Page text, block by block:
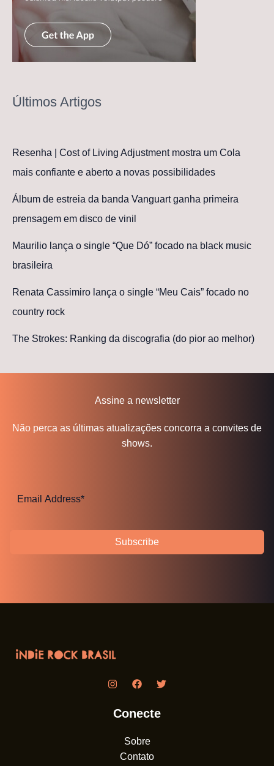
Últimos Artigos
Resenha | Cost of Living Adjustment mostra um Cola
mais confiante e aberto a novas possibilidades
Álbum de estreia da banda Vanguart ganha primeira
prensagem em disco de vinil
Maurilio lança o single “Que Dó” focado na black music
brasileira
Renata Cassimiro lança o single “Meu Cais” focado no
country rock
The Strokes: Ranking da discografia (do pior ao melhor)
Assine a newsletter
Não perca as últimas atualizações concorra a convites de
shows.
Subscribe
Conecte
Sobre
Contato